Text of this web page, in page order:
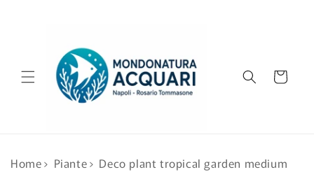
Carrello
Home› Piante› Deco plant tropical garden medium